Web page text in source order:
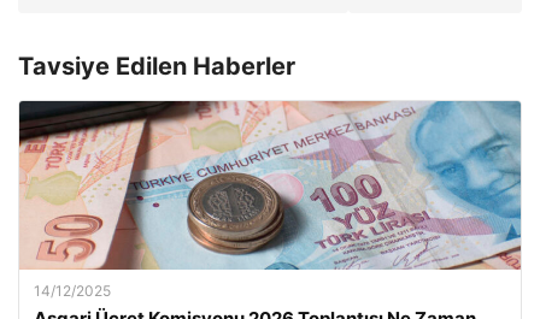
Tavsiye Edilen Haberler
14/12/2025